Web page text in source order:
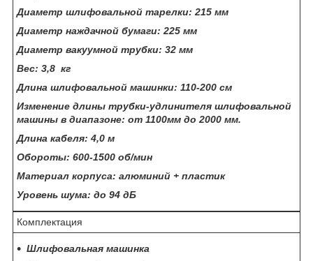
Диаметр шлифовальной тарелки: 215 мм
Диаметр наждачной бумаги: 225 мм
Диаметр вакуумной трубки: 32 мм
Вес: 3,8 кг
Длина шлифовальной машинки: 110-200 см
Изменение длины трубки-удлинителя шлифовальной
машины в диапазоне: от 1100мм до 2000 мм.
Длина кабеля: 4,0 м
Обороты: 600-1500 об/мин
Материал корпуса: алюминий + пластик
Уровень шума: до 94 дБ
Комплектация
Шлифовальная машинка